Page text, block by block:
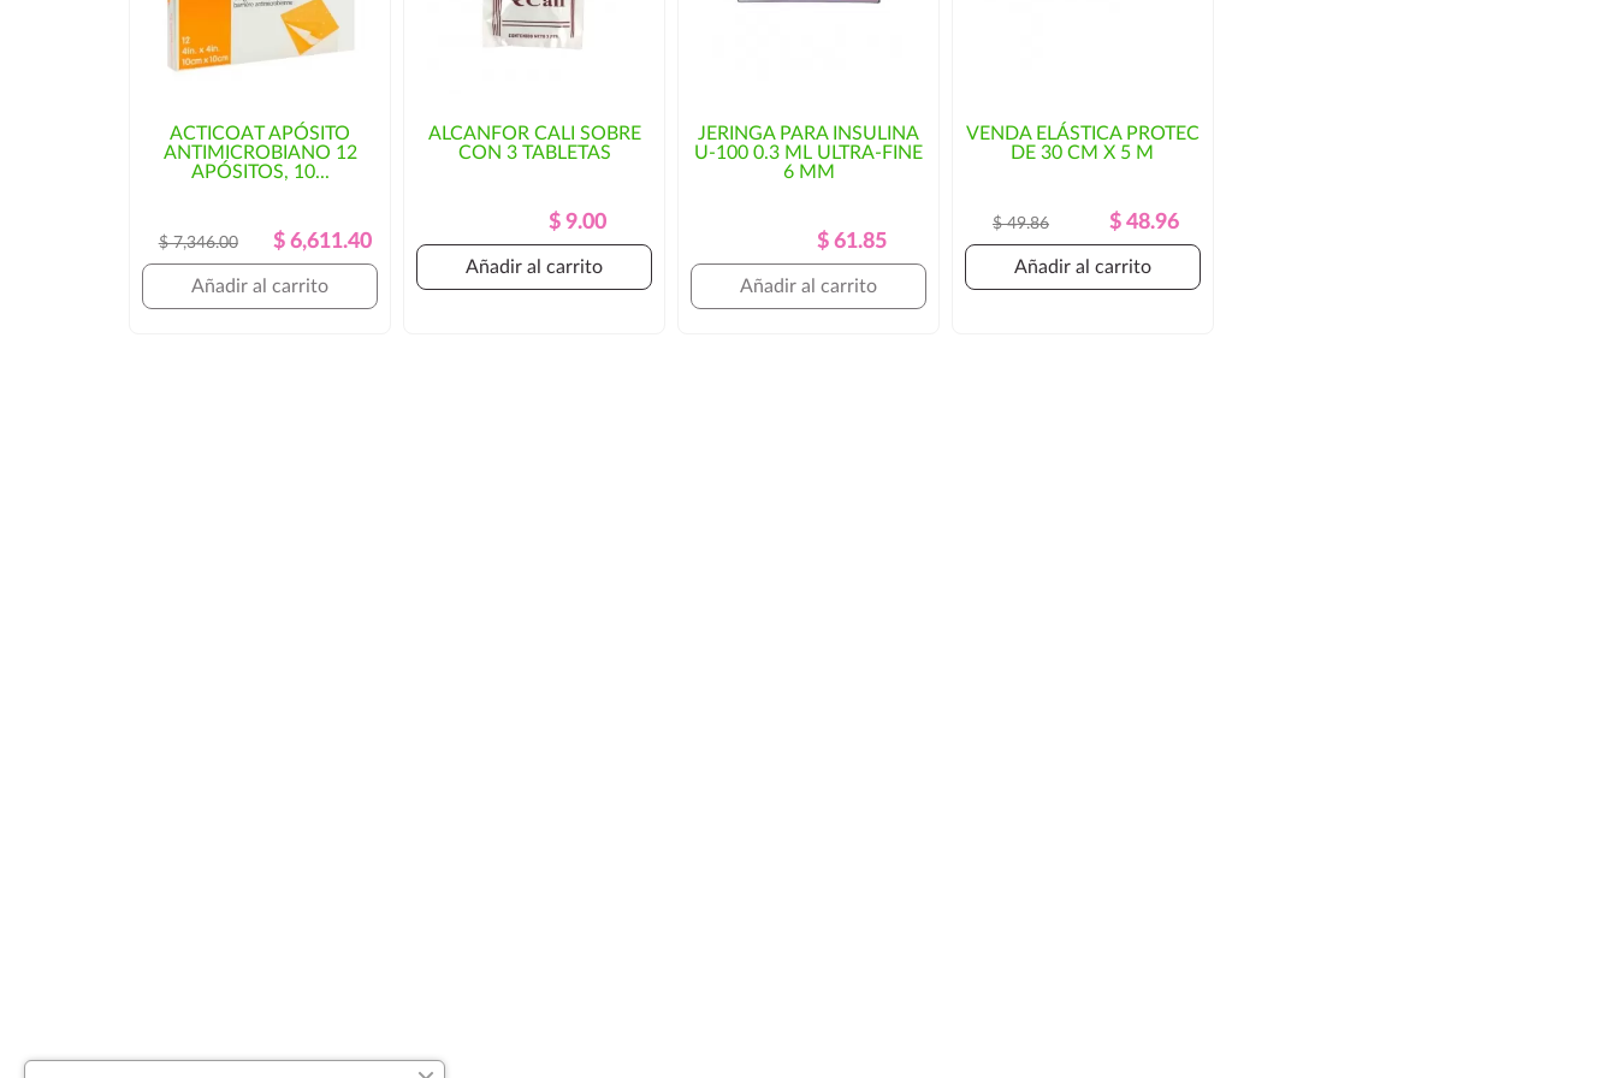
ACTICOAT APÓSITO
ANTIMICROBIANO 12
APÓSITOS, 10...
Precio
Regular
$ 7,346.00 Precio
$ 6,611.40
Añadir al carrito
ALCANFOR CALI SOBRE
CON 3 TABLETAS
Precio
Regular
Precio
$ 9.00
Añadir al carrito
JERINGA PARA INSULINA
U-100 0.3 ML ULTRA-FINE
6 MM
Precio
Regular
Precio
$ 61.85
Añadir al carrito
VENDA ELÁSTICA PROTEC
DE 30 CM X 5 M
Precio
Regular
$ 49.86 Precio$ 48.96
Añadir al carrito